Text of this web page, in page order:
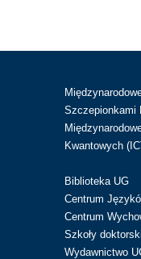
Szczepionkami
Kwantowych
Biblioteka UG
Centrum
Centrum
Szkoły
Wydawnictwo